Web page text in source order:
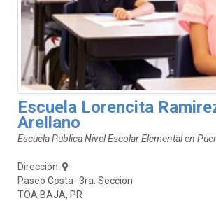
Escuela Lorencita
Arellano
Escuela Publica Nivel Escolar Elemental en
Dirección:
Paseo Costa- 3ra. Seccion
TOA BAJA, PR